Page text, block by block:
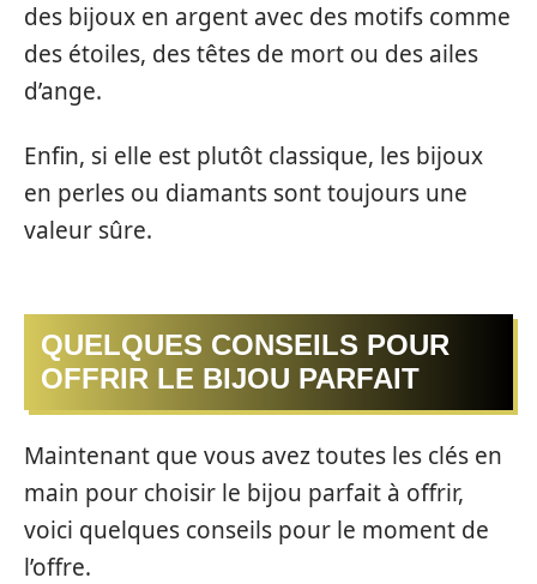
des bijoux en argent avec des motifs comme
des étoiles, des têtes de mort ou des ailes
d’ange.
Enfin, si elle est plutôt classique, les bijoux
en perles ou diamants sont toujours une
valeur sûre.
QUELQUES CONSEILS POUR
OFFRIR LE BIJOU PARFAIT
Maintenant que vous avez toutes les clés en
main pour choisir le bijou parfait à offrir,
voici quelques conseils pour le moment de
l’offre.